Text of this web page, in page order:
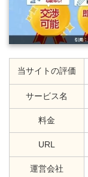
当サイトの評価
サービス名
料金
URL
運営会社